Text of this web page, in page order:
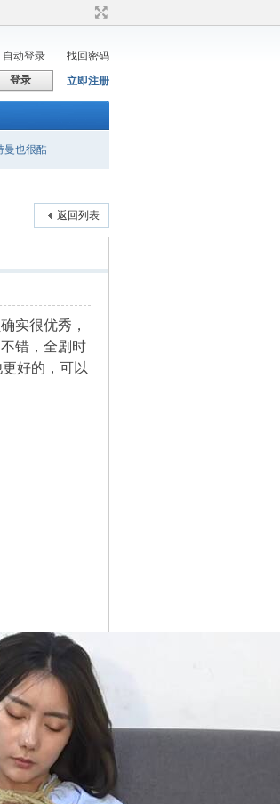
自动登录
找回密码
登录 立即注册
曼也很酷
返回列表
实很优秀，
错，全剧时
好的，可以